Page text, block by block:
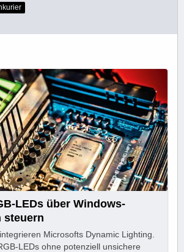
LEDs über Windows-
steuern
Microsofts Dynamic Lighting.
LEDs ohne potenziell unsichere